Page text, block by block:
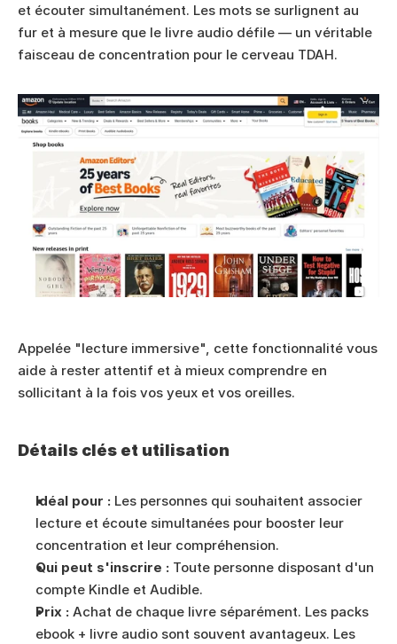
et écouter simultanément. Les mots se surlignent au
fur et à mesure que le livre audio défile — un véritable
faisceau de concentration pour le cerveau TDAH.
Appelée "lecture immersive", cette fonctionnalité vous
aide à rester attentif et à mieux comprendre en
sollicitant à la fois vos yeux et vos oreilles.
Détails clés et utilisation
Idéal pour : Les personnes qui souhaitent associer
lecture et écoute simultanées pour booster leur
concentration et leur compréhension.
Qui peut s'inscrire : Toute personne disposant d'un
compte Kindle et Audible.
Prix : Achat de chaque livre séparément. Les packs
ebook + livre audio sont souvent avantageux. Les